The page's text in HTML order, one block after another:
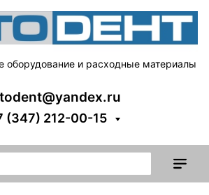
оборудование и расходные материалы
(347) 212-00-15